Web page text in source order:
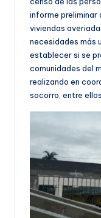
informe preliminar
viviendas
necesidades más
establecer si se
comunidades del
realizando en
socorro, entre